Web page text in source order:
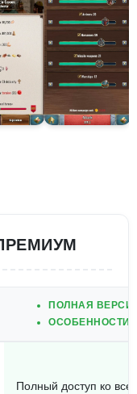
ПОЛНАЯ
ОСОБЕННОСТИ
Полный доступ ко